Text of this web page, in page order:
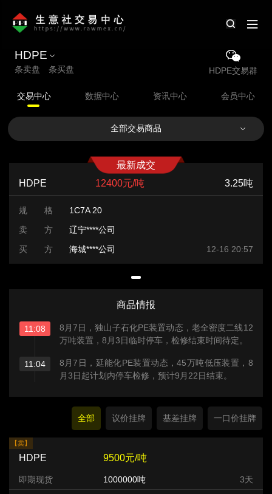
HDPE
条卖盘 条买盘 HDPE交易群
交易中心 数据中心 资讯中心 会员中心
全部交易商品
最新成交
HDPE
12400元/吨 3.25吨
规 格
1C7A 20
卖 方
辽宁****公司
买 方
海城****公司 12-16 20:57
商品情报
11:08
8月7日，独山子石化PE装置动态，老全密度二线12
万吨装置，8月3日临时停车，检修结束时间待定。
11:04
8月7日，延能化PE装置动态，45万吨低压装置，8
月3日起计划内停车检修，预计9月22日结束。
全部 议价挂牌 基差挂牌 一口价挂牌
【卖】
HDPE 9500元/吨
即期现货 1000000吨 3天